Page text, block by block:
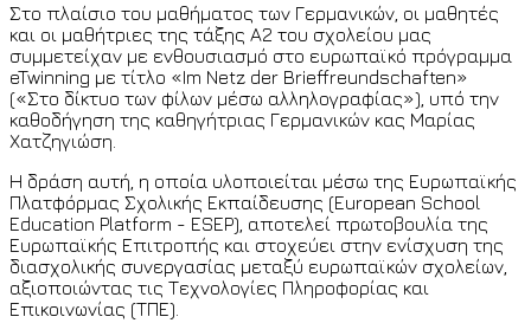
Στο πλαίσιο του μαθήματος των Γερμανικών, οι μαθητές
και οι μαθήτριες της τάξης Α2 του σχολείου μας
συμμετείχαν με ενθουσιασμό στο ευρωπαϊκό πρόγραμμα
eTwinning με τίτλο «Im Netz der Brieffreundschaften»
(«Στο δίκτυο των φίλων μέσω αλληλογραφίας»), υπό την
καθοδήγηση της καθηγήτριας Γερμανικών κας Μαρίας
Χατζηγιώση.
Η δράση αυτή, η οποία υλοποιείται μέσω της Ευρωπαϊκής
Πλατφόρμας Σχολικής Εκπαίδευσης (European School
Education Platform - ESEP), αποτελεί πρωτοβουλία της
Ευρωπαϊκής Επιτροπής και στοχεύει στην ενίσχυση της
διασχολικής συνεργασίας μεταξύ ευρωπαϊκών σχολείων,
αξιοποιώντας τις Τεχνολογίες Πληροφορίας και
Επικοινωνίας (ΤΠΕ).